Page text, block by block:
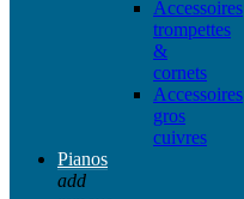
Accessoires
trompettes
&
cornets
Accessoires
gros
cuivres
Pianos
add